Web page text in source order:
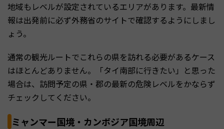
地域もレベルが設定されているエリアがあります。最新情
報は出発前に必ず外務省のサイトで確認するようにしまし
ょう。
通常の観光ルートでこれらの県を訪れる必要があるケース
はほとんどありません。「タイ南部に行きたい」と思った
場合は、訪問予定の県・郡の最新の危険レベルをかならず
チェックしてください。
ミャンマー国境・カンボジア国境周辺